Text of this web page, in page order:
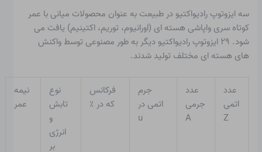
سه ایزوتوپ رادیواکتیو در طبیعت به عنوان محصولات میانی با عمر
کوتاه سری واپاشی هسته ای (اورانیوم، توریم، اکتینیم) یافت می
شود. ۲۹ ایزوتوپ رادیواکتیو دیگر به طور مصنوعی توسط واکنش
های هسته ای مختلف تولید شدند.
عدد
اتمی
Z
عدد
جرمی
A
جرم
اتمی در
u
فرکانس
که در ٪
نوع
تابش
و
انرژی
بر
نیمه
عمر